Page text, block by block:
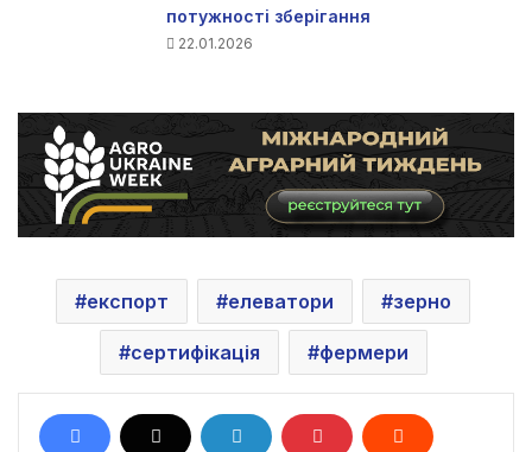
потужності зберігання
22.01.2026
експорт елеватори зерно
сертифікація фермери